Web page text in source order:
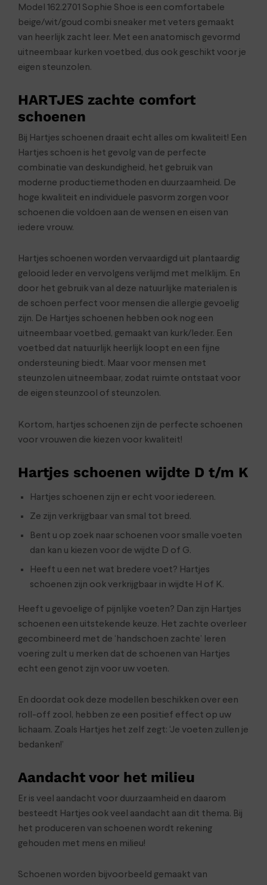
Model 162.2701 Sophie Shoe is een comfortabele
beige/wit/goud combi sneaker met veters gemaakt
van heerlijk zacht leer. Met een anatomisch gevormd
uitneembaar kurken voetbed, dus ook geschikt voor je
eigen steunzolen.
HARTJES zachte comfort
schoenen
Bij Hartjes schoenen draait echt alles om kwaliteit! Een
Hartjes schoen is het gevolg van de perfecte
combinatie van deskundigheid, het gebruik van
moderne productiemethoden en duurzaamheid. De
hoge kwaliteit en individuele pasvorm zorgen voor
schoenen die voldoen aan de wensen en eisen van
iedere vrouw.
Hartjes schoenen worden vervaardigd uit plantaardig
gelooid leder en vervolgens verlijmd met melklijm. En
door het gebruik van al deze natuurlijke materialen is
de schoen perfect voor mensen die allergie gevoelig
zijn. De Hartjes schoenen hebben ook nog een
uitneembaar voetbed, gemaakt van kurk/leder. Een
voetbed dat natuurlijk heerlijk loopt en een fijne
ondersteuning biedt. Maar voor mensen met
steunzolen uitneembaar, zodat ruimte ontstaat voor
de eigen steunzool of steunzolen.
Kortom, hartjes schoenen zijn de perfecte schoenen
voor vrouwen die kiezen voor kwaliteit!
Hartjes schoenen wijdte D t/m K
Hartjes schoenen zijn er echt voor iedereen.
Ze zijn verkrijgbaar van smal tot breed.
Bent u op zoek naar schoenen voor smalle voeten
dan kan u kiezen voor de wijdte D of G.
Heeft u een net wat bredere voet? Hartjes
schoenen zijn ook verkrijgbaar in wijdte H of K.
Heeft u gevoelige of pijnlijke voeten? Dan zijn Hartjes
schoenen een uitstekende keuze. Het zachte overleer
gecombineerd met de ‘handschoen zachte’ leren
voering zult u merken dat de schoenen van Hartjes
echt een genot zijn voor uw voeten.
En doordat ook deze modellen beschikken over een
roll-off zool, hebben ze een positief effect op uw
lichaam. Zoals Hartjes het zelf zegt: ‘Je voeten zullen je
bedanken!’
Aandacht voor het milieu
Er is veel aandacht voor duurzaamheid en daarom
besteedt Hartjes ook veel aandacht aan dit thema. Bij
het produceren van schoenen wordt rekening
gehouden met mens en milieu!
Schoenen worden bijvoorbeeld gemaakt van